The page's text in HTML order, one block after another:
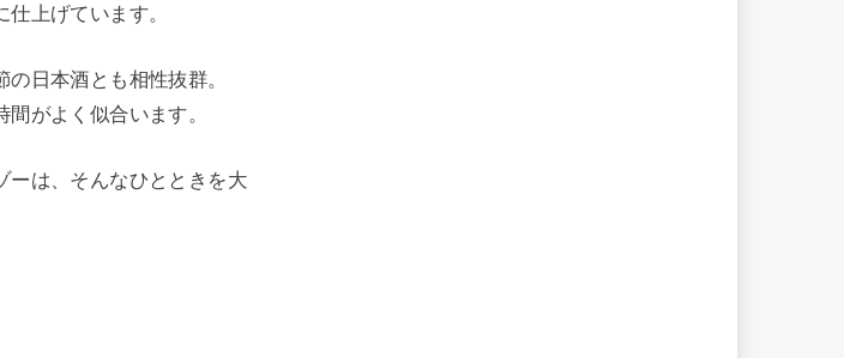
上げています。
日本酒とも相性抜群。
がよく似合います。
ーは、そんなひとときを大